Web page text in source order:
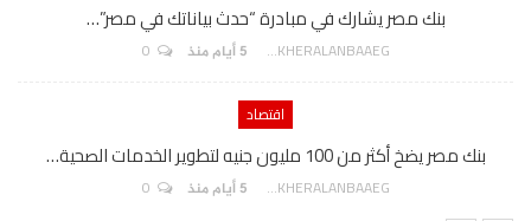
بنك مصر يشارك في مبادرة “حدث بياناتك في مصر”…
AKHERALANBAAEG 5 أيام منذ
اقتصاد
بنك مصر يضخ أكثر من 100 مليون جنيه لتطوير الخدمات الصحية…
AKHERALANBAAEG 5 أيام منذ